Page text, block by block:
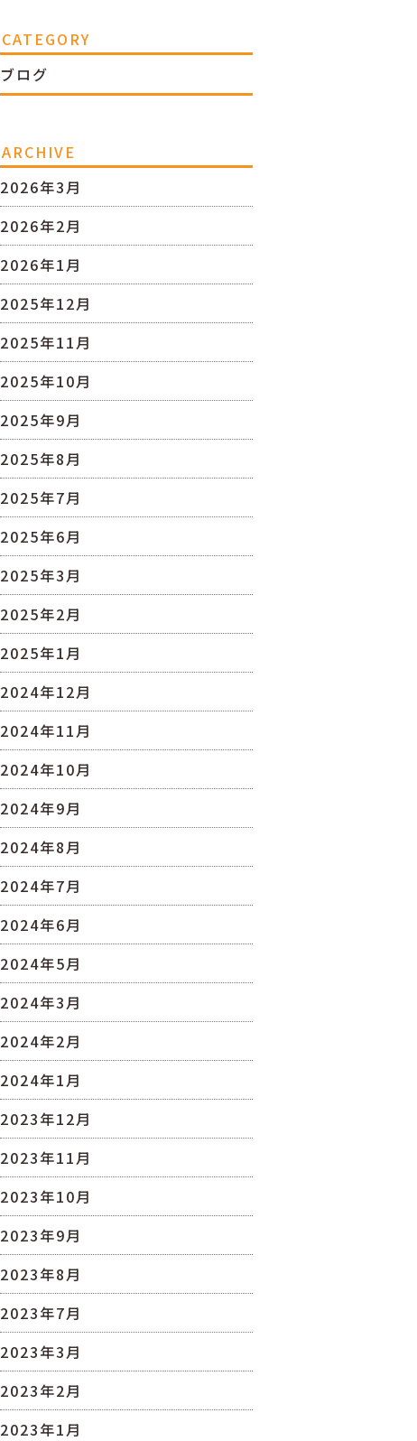
CATEGORY
ブログ
ARCHIVE
2026年3月
2026年2月
2026年1月
2025年12月
2025年11月
2025年10月
2025年9月
2025年8月
2025年7月
2025年6月
2025年3月
2025年2月
2025年1月
2024年12月
2024年11月
2024年10月
2024年9月
2024年8月
2024年7月
2024年6月
2024年5月
2024年3月
2024年2月
2024年1月
2023年12月
2023年11月
2023年10月
2023年9月
2023年8月
2023年7月
2023年3月
2023年2月
2023年1月